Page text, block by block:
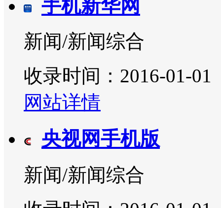
手机新华网
新闻/新闻综合
收录时间：2016-01-01
网站详情
央视网手机版
新闻/新闻综合